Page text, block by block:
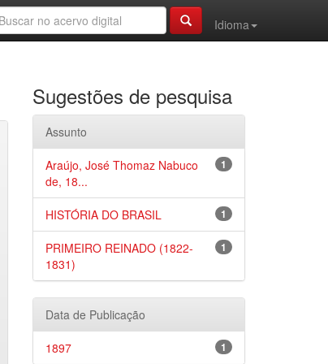
Idioma
Sugestões de pesquisa
Assunto
1
Araújo, José Thomaz Nabuco
de, 18...
1
HISTÓRIA DO BRASIL
1
PRIMEIRO REINADO (1822-
1831)
Data de Publicação
1
1897